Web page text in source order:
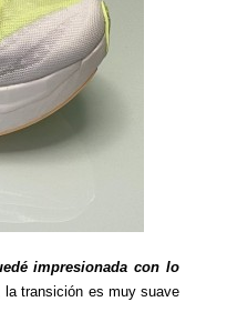
impresionada con lo
la transición es muy suave